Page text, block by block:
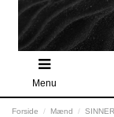
Menu
Forside Mænd